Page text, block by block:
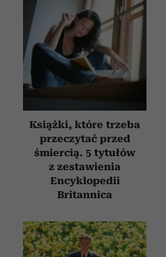
Książki, które trzeba
przeczytać przed
śmiercią. 5 tytułów
z zestawienia
Encyklopedii
Britannica